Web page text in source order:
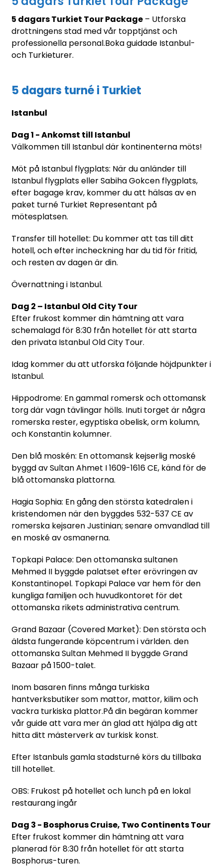
5 dagars Turkiet Tour Package – Utforska
drottningens stad med vår topptjänst och
professionella personal.Boka guidade Istanbul-
och Turkieturer.
5 dagars turné i Turkiet
Istanbul
Dag 1 - Ankomst till Istanbul
Välkommen till Istanbul där kontinenterna möts!
Möt på Istanbul flygplats: När du anländer till
Istanbul flygplats eller Sabiha Gokcen flygplats,
efter bagage krav, kommer du att hälsas av en
paket turné Turkiet Representant på
mötesplatsen.
Transfer till hotellet: Du kommer att tas till ditt
hotell, och efter incheckning har du tid för fritid,
och resten av dagen är din.
Övernattning i Istanbul.
Dag 2 – Istanbul Old City Tour
Efter frukost kommer din hämtning att vara
schemalagd för 8:30 från hotellet för att starta
den privata Istanbul Old City Tour.
Idag kommer du att utforska följande höjdpunkter i
Istanbul.
Hippodrome: En gammal romersk och ottomansk
torg där vagn tävlingar hölls. Inuti torget är några
romerska rester, egyptiska obelisk, orm kolumn,
och Konstantin kolumner.
Den blå moskén: En ottomansk kejserlig moské
byggd av Sultan Ahmet I 1609-1616 CE, känd för de
blå ottomanska plattorna.
Hagia Sophia: En gång den största katedralen i
kristendomen när den byggdes 532-537 CE av
romerska kejsaren Justinian; senare omvandlad till
en moské av osmanerna.
Topkapi Palace: Den ottomanska sultanen
Mehmed II byggde palatset efter erövringen av
Konstantinopel. Topkapi Palace var hem för den
kungliga familjen och huvudkontoret för det
ottomanska rikets administrativa centrum.
Grand Bazaar (Covered Market): Den största och
äldsta fungerande köpcentrum i världen. den
ottomanska Sultan Mehmed II byggde Grand
Bazaar på 1500-talet.
Inom basaren finns många turkiska
hantverksbutiker som mattor, mattor, kilim och
vackra turkiska plattor.På din begäran kommer
vår guide att vara mer än glad att hjälpa dig att
hitta ditt mästerverk av turkisk konst.
Efter Istanbuls gamla stadsturné körs du tillbaka
till hotellet.
OBS: Frukost på hotellet och lunch på en lokal
restaurang ingår
Dag 3 - Bosphorus Cruise, Two Continents Tour
Efter frukost kommer din hämtning att vara
planerad för 8:30 från hotellet för att starta
Bosphorus-turen.